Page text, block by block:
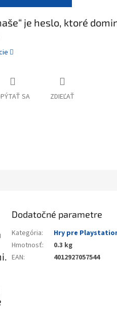
je heslo, ktoré
SA ZDIEĽAŤ
Dodatočné parametre
Kategória:
Hry pre
Hmotnosť:
0.3 kg
EAN: 4012927057544